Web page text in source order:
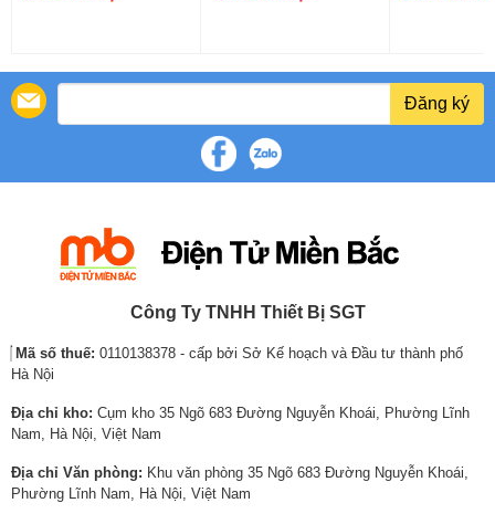
Đăng ký
Công Ty TNHH Thiết Bị SGT
Mã số thuế: 0110138378 - cấp bởi Sở Kế hoạch và Đầu tư thành phố
Hà Nội
Địa chỉ kho: Cụm kho 35 Ngõ 683 Đường Nguyễn Khoái, Phường Lĩnh
Nam, Hà Nội, Việt Nam
Địa chỉ Văn phòng: Khu văn phòng 35 Ngõ 683 Đường Nguyễn Khoái,
Phường Lĩnh Nam, Hà Nội, Việt Nam